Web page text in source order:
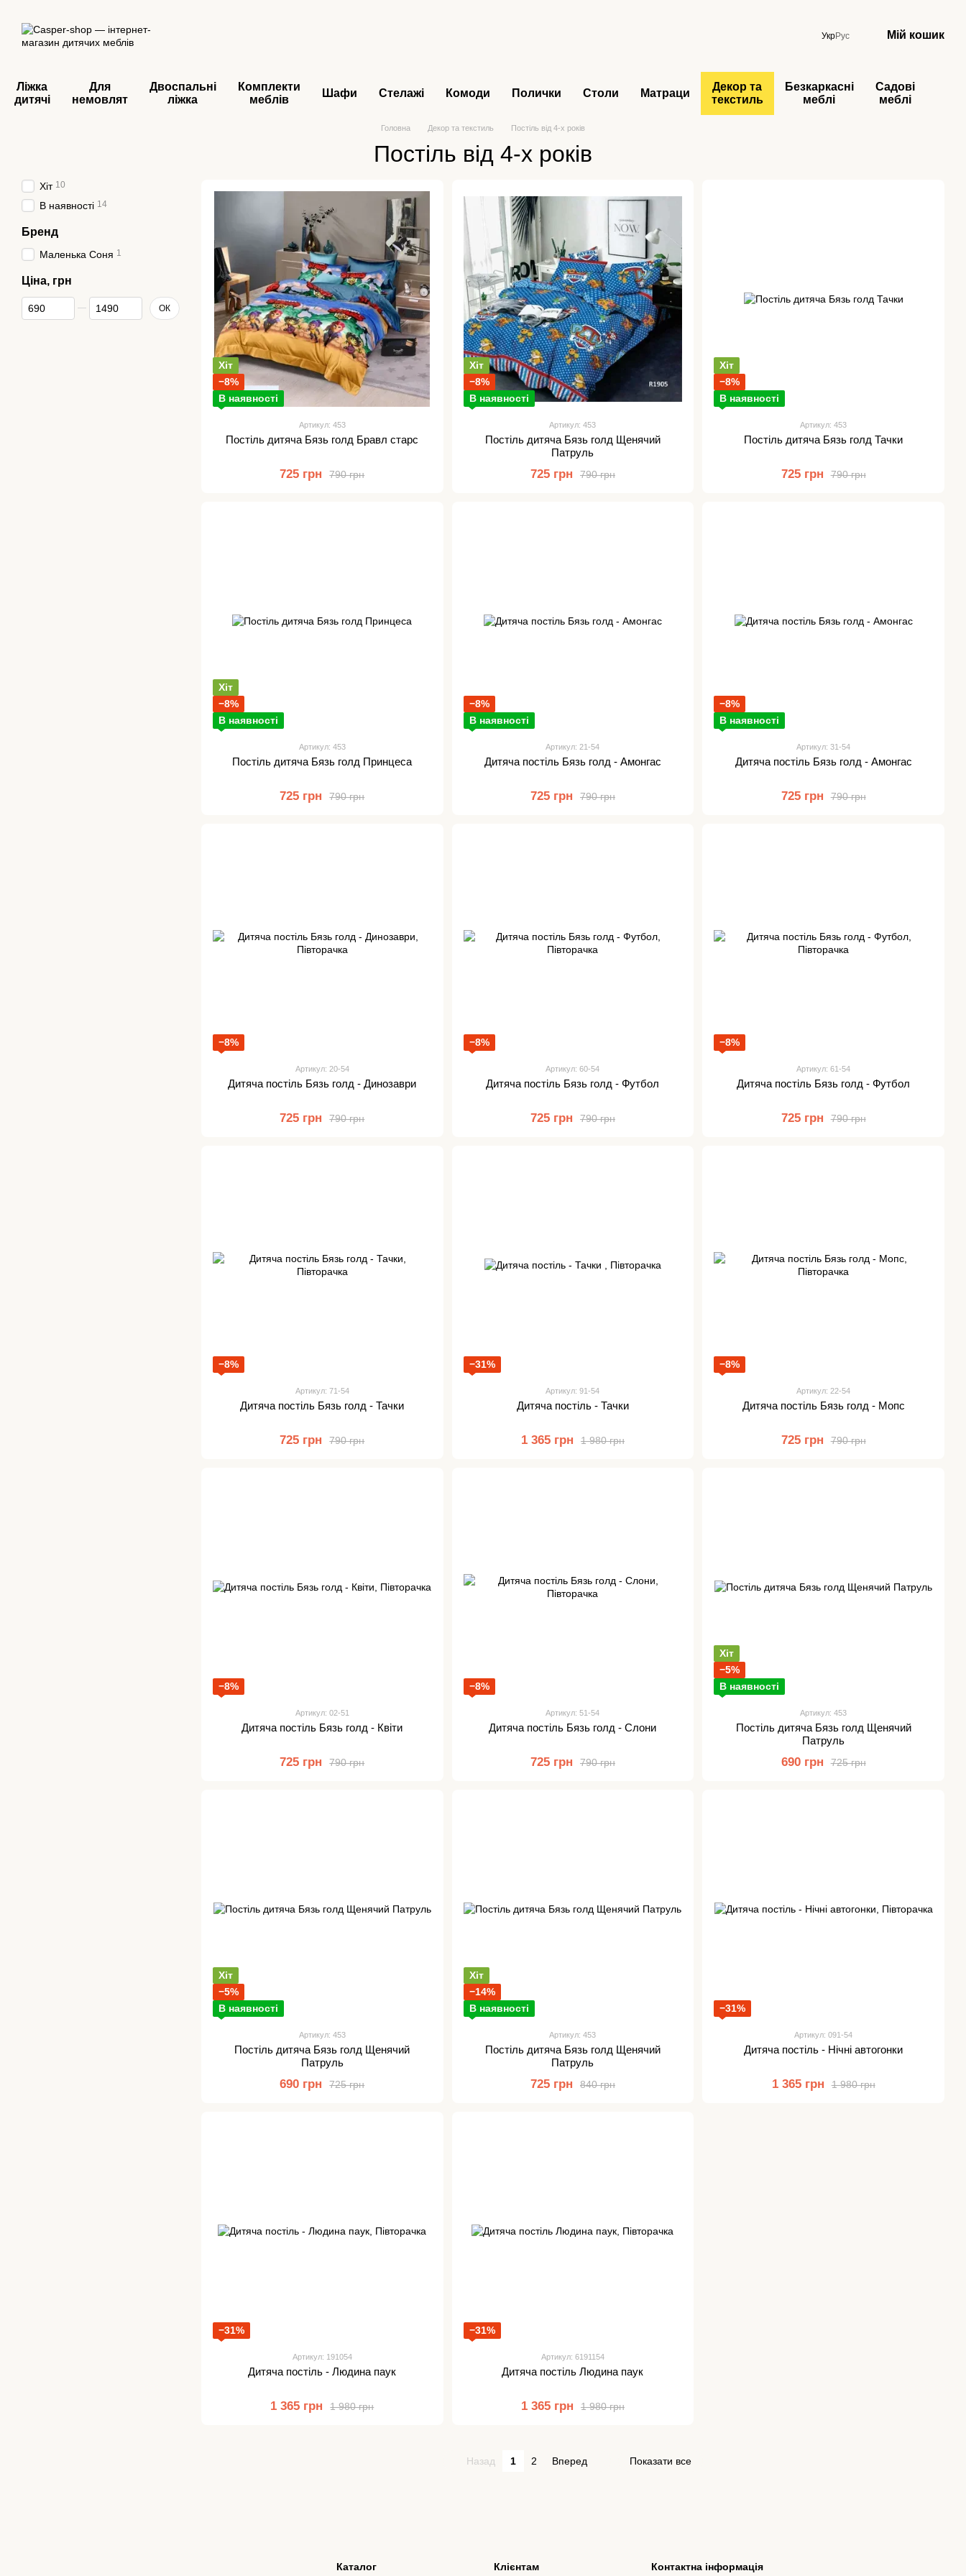
УкрРус Мій кошик
Ліжка
дитячі
Для
немовлят
Двоспальні
ліжка
Комплекти
меблів
Шафи Стелажі Комоди Полички Столи Матраци
Декор та
текстиль
Безкаркасні
меблі
Садові
меблі
Головна Декор та текстиль Постіль від 4-х років
Постіль від 4-х років
Хіт
−8%
В наявності
Артикул: 453
Постіль дитяча Бязь голд Бравл старс
790 грн
725 грн
Хіт
−8%
В наявності
Артикул: 453
Постіль дитяча Бязь голд Щенячий
Патруль
790 грн
725 грн
Хіт
−8%
В наявності
Артикул: 453
Постіль дитяча Бязь голд Тачки
790 грн
725 грн
Хіт
−8%
В наявності
Артикул: 453
Постіль дитяча Бязь голд Принцеса
790 грн
725 грн
−8%
В наявності
Артикул: 21-54
Дитяча постіль Бязь голд - Амонгас
790 грн
725 грн
−8%
В наявності
Артикул: 31-54
Дитяча постіль Бязь голд - Амонгас
790 грн
725 грн
−8%
Артикул: 20-54
Дитяча постіль Бязь голд - Динозаври
790 грн
725 грн
−8%
Артикул: 60-54
Дитяча постіль Бязь голд - Футбол
790 грн
725 грн
−8%
Артикул: 61-54
Дитяча постіль Бязь голд - Футбол
790 грн
725 грн
−8%
Артикул: 71-54
Дитяча постіль Бязь голд - Тачки
790 грн
725 грн
−31%
Артикул: 91-54
Дитяча постіль - Тачки
1 980 грн
1 365 грн
−8%
Артикул: 22-54
Дитяча постіль Бязь голд - Мопс
790 грн
725 грн
−8%
Артикул: 02-51
Дитяча постіль Бязь голд - Квіти
790 грн
725 грн
−8%
Артикул: 51-54
Дитяча постіль Бязь голд - Слони
790 грн
725 грн
Хіт
−5%
В наявності
Артикул: 453
Постіль дитяча Бязь голд Щенячий
Патруль
725 грн
690 грн
Хіт
−5%
В наявності
Артикул: 453
Постіль дитяча Бязь голд Щенячий
Патруль
725 грн
690 грн
Хіт
−14%
В наявності
Артикул: 453
Постіль дитяча Бязь голд Щенячий
Патруль
840 грн
725 грн
−31%
Артикул: 091-54
Дитяча постіль - Нічні автогонки
1 980 грн
1 365 грн
−31%
Артикул: 191054
Дитяча постіль - Людина паук
1 980 грн
1 365 грн
−31%
Артикул: 6191154
Дитяча постіль Людина паук
1 980 грн
1 365 грн
Назад 1 2 Вперед Показати все
Хіт 10
В наявності 14
Бренд
Маленька Соня 1
Ціна, грн
Від Ціна, грн
До Ціна, грн ОК
Каталог Клієнтам Контактна інформація